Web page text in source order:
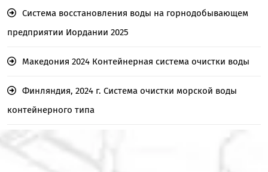
Система восстановления воды на горнодобывающем
предприятии Иордании 2025
Македония 2024 Контейнерная система очистки воды
Финляндия, 2024 г. Система очистки морской воды
контейнерного типа